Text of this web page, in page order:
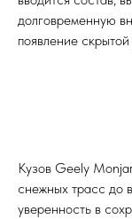
долговременную
появление
Кузов Geely
снежных трасс до
уверенность в